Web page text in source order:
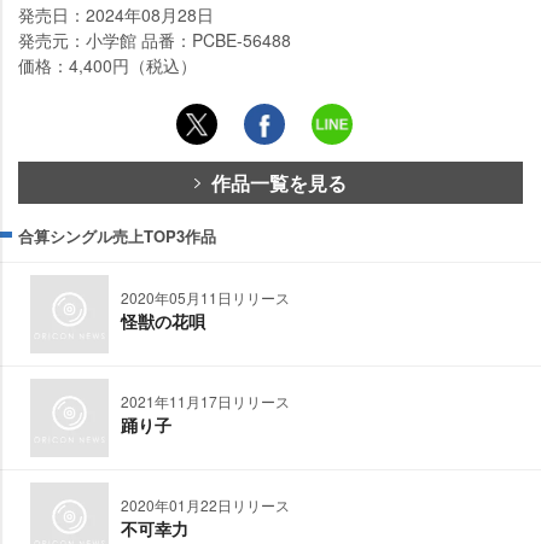
発売日：2024年08月28日
発売元：小学館 品番：PCBE-56488
価格：4,400円（税込）
作品一覧を見る
合算シングル売上TOP3作品
2020年05月11日リリース
怪獣の花唄
2021年11月17日リリース
踊り子
2020年01月22日リリース
不可幸力